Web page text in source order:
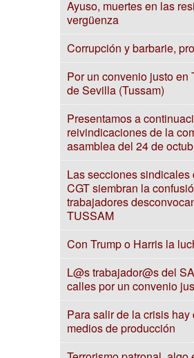
Ayuso, muertes en las
vergüenza
Corrupción y barbarie,
Por un convenio justo en
de Sevilla (Tussam)
Presentamos a
reivindicaciones de la
asamblea del 24 de
Las secciones sindicales
CGT siembran la
trabajadores
TUSSAM
Con Trump o Harris la
L@s trabajador@s del
calles por un convenio
Para salir de la crisis
medios de producción